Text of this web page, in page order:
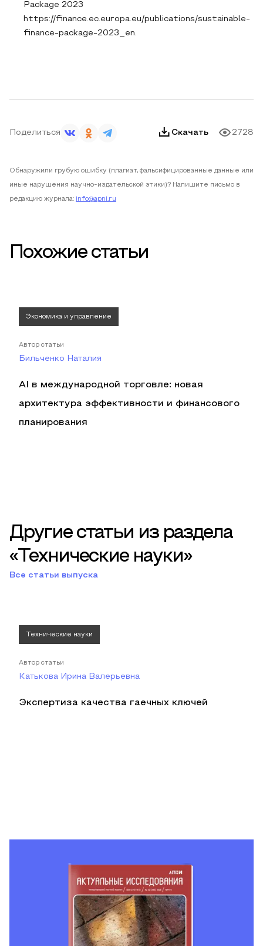
Package 2023
https://finance.ec.europa.eu/publications/sustainable-
finance-package-2023_en.
Поделиться Скачать 2728
Обнаружили грубую ошибку (плагиат, фальсифицированные данные или
иные нарушения научно-издательской этики)? Напишите письмо в
редакцию журнала: info@apni.ru
Похожие статьи
Экономика и управление
Автор статьи
Бильченко Наталия
AI в международной торговле: новая
архитектура эффективности и финансового
планирования
Другие статьи из раздела
«Технические науки»
Все статьи выпуска
Технические науки
Автор статьи
Катькова Ирина Валерьевна
Экспертиза качества гаечных ключей